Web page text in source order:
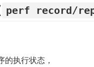
perf record/
执行状态，